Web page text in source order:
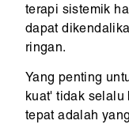
terapi sistemik
dapat
ringan.
Yang penting
kuat' tidak selalu
tepat adalah